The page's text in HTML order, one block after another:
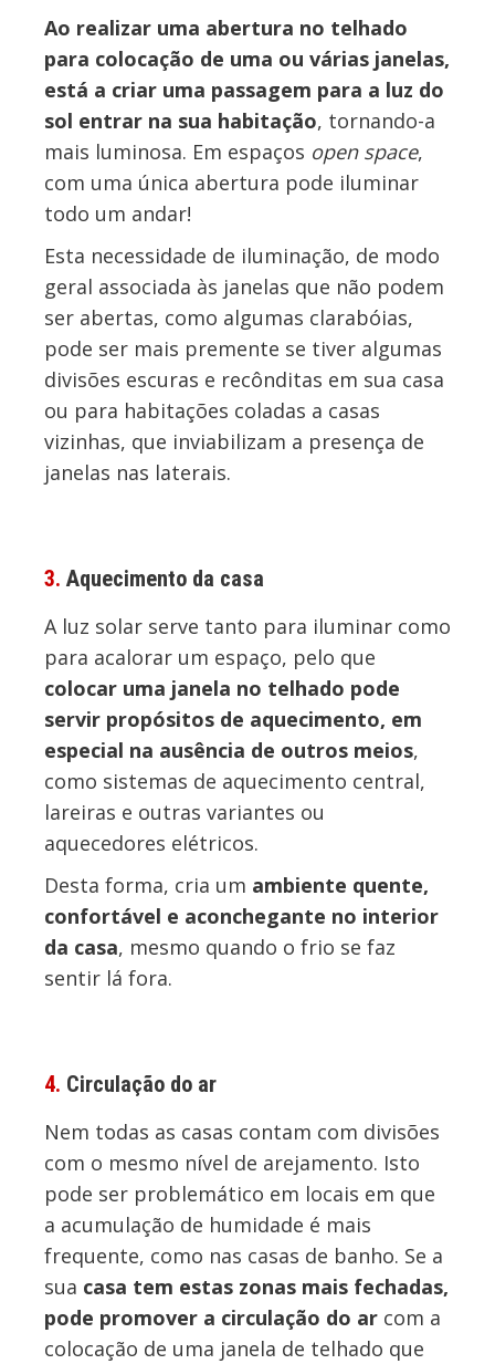
Ao realizar uma abertura no telhado
para colocação de uma ou várias janelas,
está a criar uma passagem para a luz do
sol entrar na sua habitação, tornando-a
mais luminosa. Em espaços open space,
com uma única abertura pode iluminar
todo um andar!
Esta necessidade de iluminação, de modo
geral associada às janelas que não podem
ser abertas, como algumas clarabóias,
pode ser mais premente se tiver algumas
divisões escuras e recônditas em sua casa
ou para habitações coladas a casas
vizinhas, que inviabilizam a presença de
janelas nas laterais.
3. Aquecimento da casa
A luz solar serve tanto para iluminar como
para acalorar um espaço, pelo que
colocar uma janela no telhado pode
servir propósitos de aquecimento, em
especial na ausência de outros meios,
como sistemas de aquecimento central,
lareiras e outras variantes ou
aquecedores elétricos.
Desta forma, cria um ambiente quente,
confortável e aconchegante no interior
da casa, mesmo quando o frio se faz
sentir lá fora.
4. Circulação do ar
Nem todas as casas contam com divisões
com o mesmo nível de arejamento. Isto
pode ser problemático em locais em que
a acumulação de humidade é mais
frequente, como nas casas de banho. Se a
sua casa tem estas zonas mais fechadas,
pode promover a circulação do ar com a
colocação de uma janela de telhado que